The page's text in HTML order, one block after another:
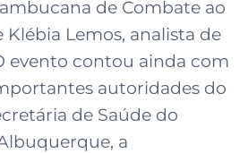
de Combate ao
Klébia Lemos, analista de
evento contou ainda com
autoridades do
de Saúde do
a